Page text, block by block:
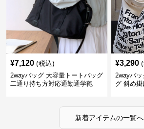
¥7,120 (税込)
2wayバッグ 大容量トートバッグ
二通り持ち方対応通勤通学鞄
¥3,290
2wayバ
グ 斜め
新着アイテムの一覧へ